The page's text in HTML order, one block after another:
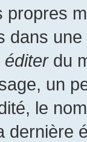
propres
dans
éditerdu
un
le
dernière